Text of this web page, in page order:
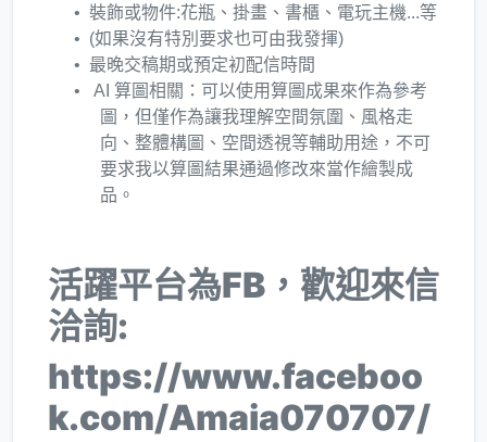
裝飾或物件:花瓶、掛畫、書櫃、電玩主機...等
​(如果沒有特別要求也可由我發揮)
最晚交稿期或預定初配信時間
AI 算圖相關：可以使用算圖成果來作為參考
圖，但僅作為讓我理解空間氛圍、風格走
向、整體構圖、空間透視等輔助用途，不可
要求我以算圖結果通過修改來當作繪製成
品。
活躍平台為FB，歡迎來信
洽詢:
https://www.faceboo
k.com/Amaia070707/